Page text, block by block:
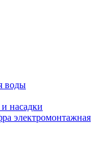
воды
насадки
электромонтажная